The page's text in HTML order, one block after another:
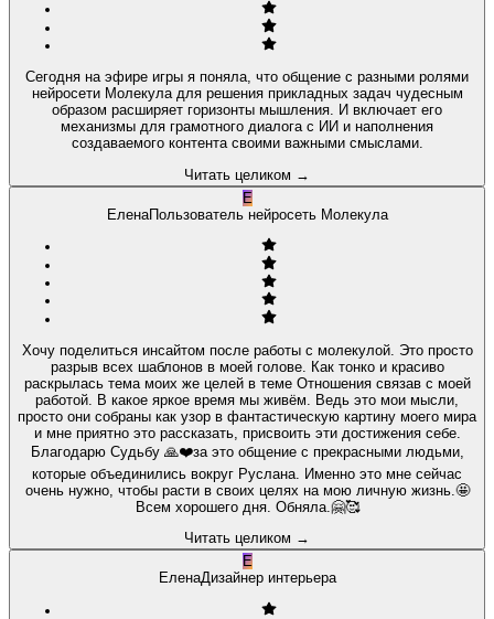
Сегодня на эфире игры я поняла, что общение с разными ролями
нейросети Молекула для решения прикладных задач чудесным
образом расширяет горизонты мышления. И включает его
механизмы для грамотного диалога с ИИ и наполнения
создаваемого контента своими важными смыслами.
Читать целиком →
Е
ЕленаПользователь нейросеть Молекула
Хочу поделиться инсайтом после работы с молекулой. Это просто
разрыв всех шаблонов в моей голове. Как тонко и красиво
раскрылась тема моих же целей в теме Отношения связав с моей
работой. В какое яркое время мы живём. Ведь это мои мысли,
просто они собраны как узор в фантастическую картину моего мира
и мне приятно это рассказать, присвоить эти достижения себе.
Благодарю Судьбу 🙏❤️за это общение с прекрасными людьми,
которые объединились вокруг Руслана. Именно это мне сейчас
очень нужно, чтобы расти в своих целях на мою личную жизнь.🤩
Всем хорошего дня. Обняла.🤗🥰
Читать целиком →
Е
ЕленаДизайнер интерьера